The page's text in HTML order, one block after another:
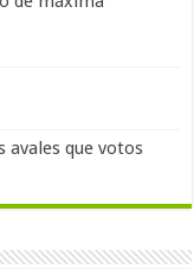
avales que votos